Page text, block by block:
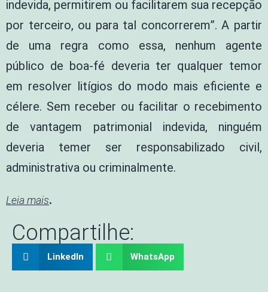
indevida, permitirem ou facilitarem sua recepção
por terceiro, ou para tal concorrerem”. A partir
de uma regra como essa, nenhum agente
público de boa-fé deveria ter qualquer temor
em resolver litígios do modo mais eficiente e
célere. Sem receber ou facilitar o recebimento
de vantagem patrimonial indevida, ninguém
deveria temer ser responsabilizado civil,
administrativa ou criminalmente.
Leia mais.
Compartilhe:
LinkedIn WhatsApp